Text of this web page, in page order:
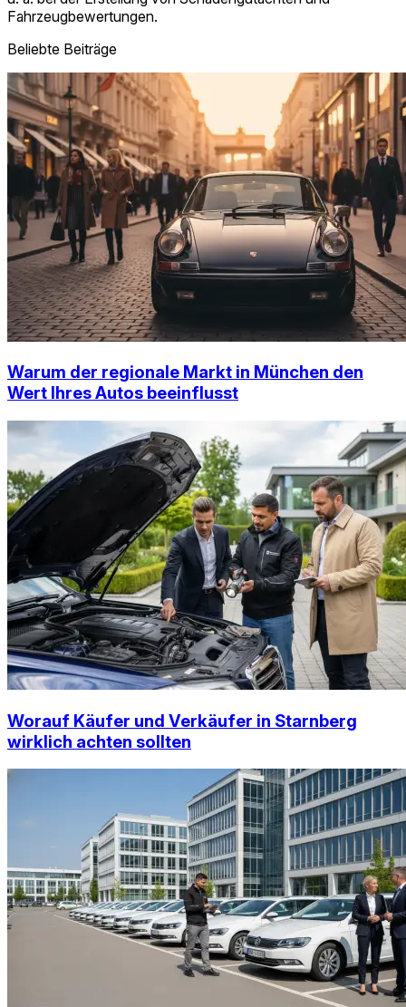
Fahrzeugbewertungen.
Beliebte Beiträge
Warum der regionale Markt in München den
Wert Ihres Autos beeinflusst
Worauf Käufer und Verkäufer in Starnberg
wirklich achten sollten